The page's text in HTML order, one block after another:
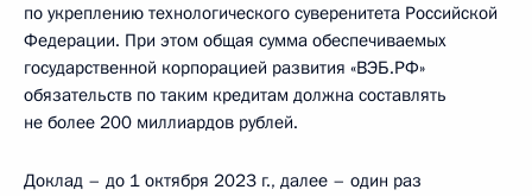
по укреплению технологического суверенитета Российской
Федерации. При этом общая сумма обеспечиваемых
государственной корпорацией развития «ВЭБ.РФ»
обязательств по таким кредитам должна составлять
не более 200 миллиардов рублей.
Доклад – до 1 октября 2023 г., далее – один раз